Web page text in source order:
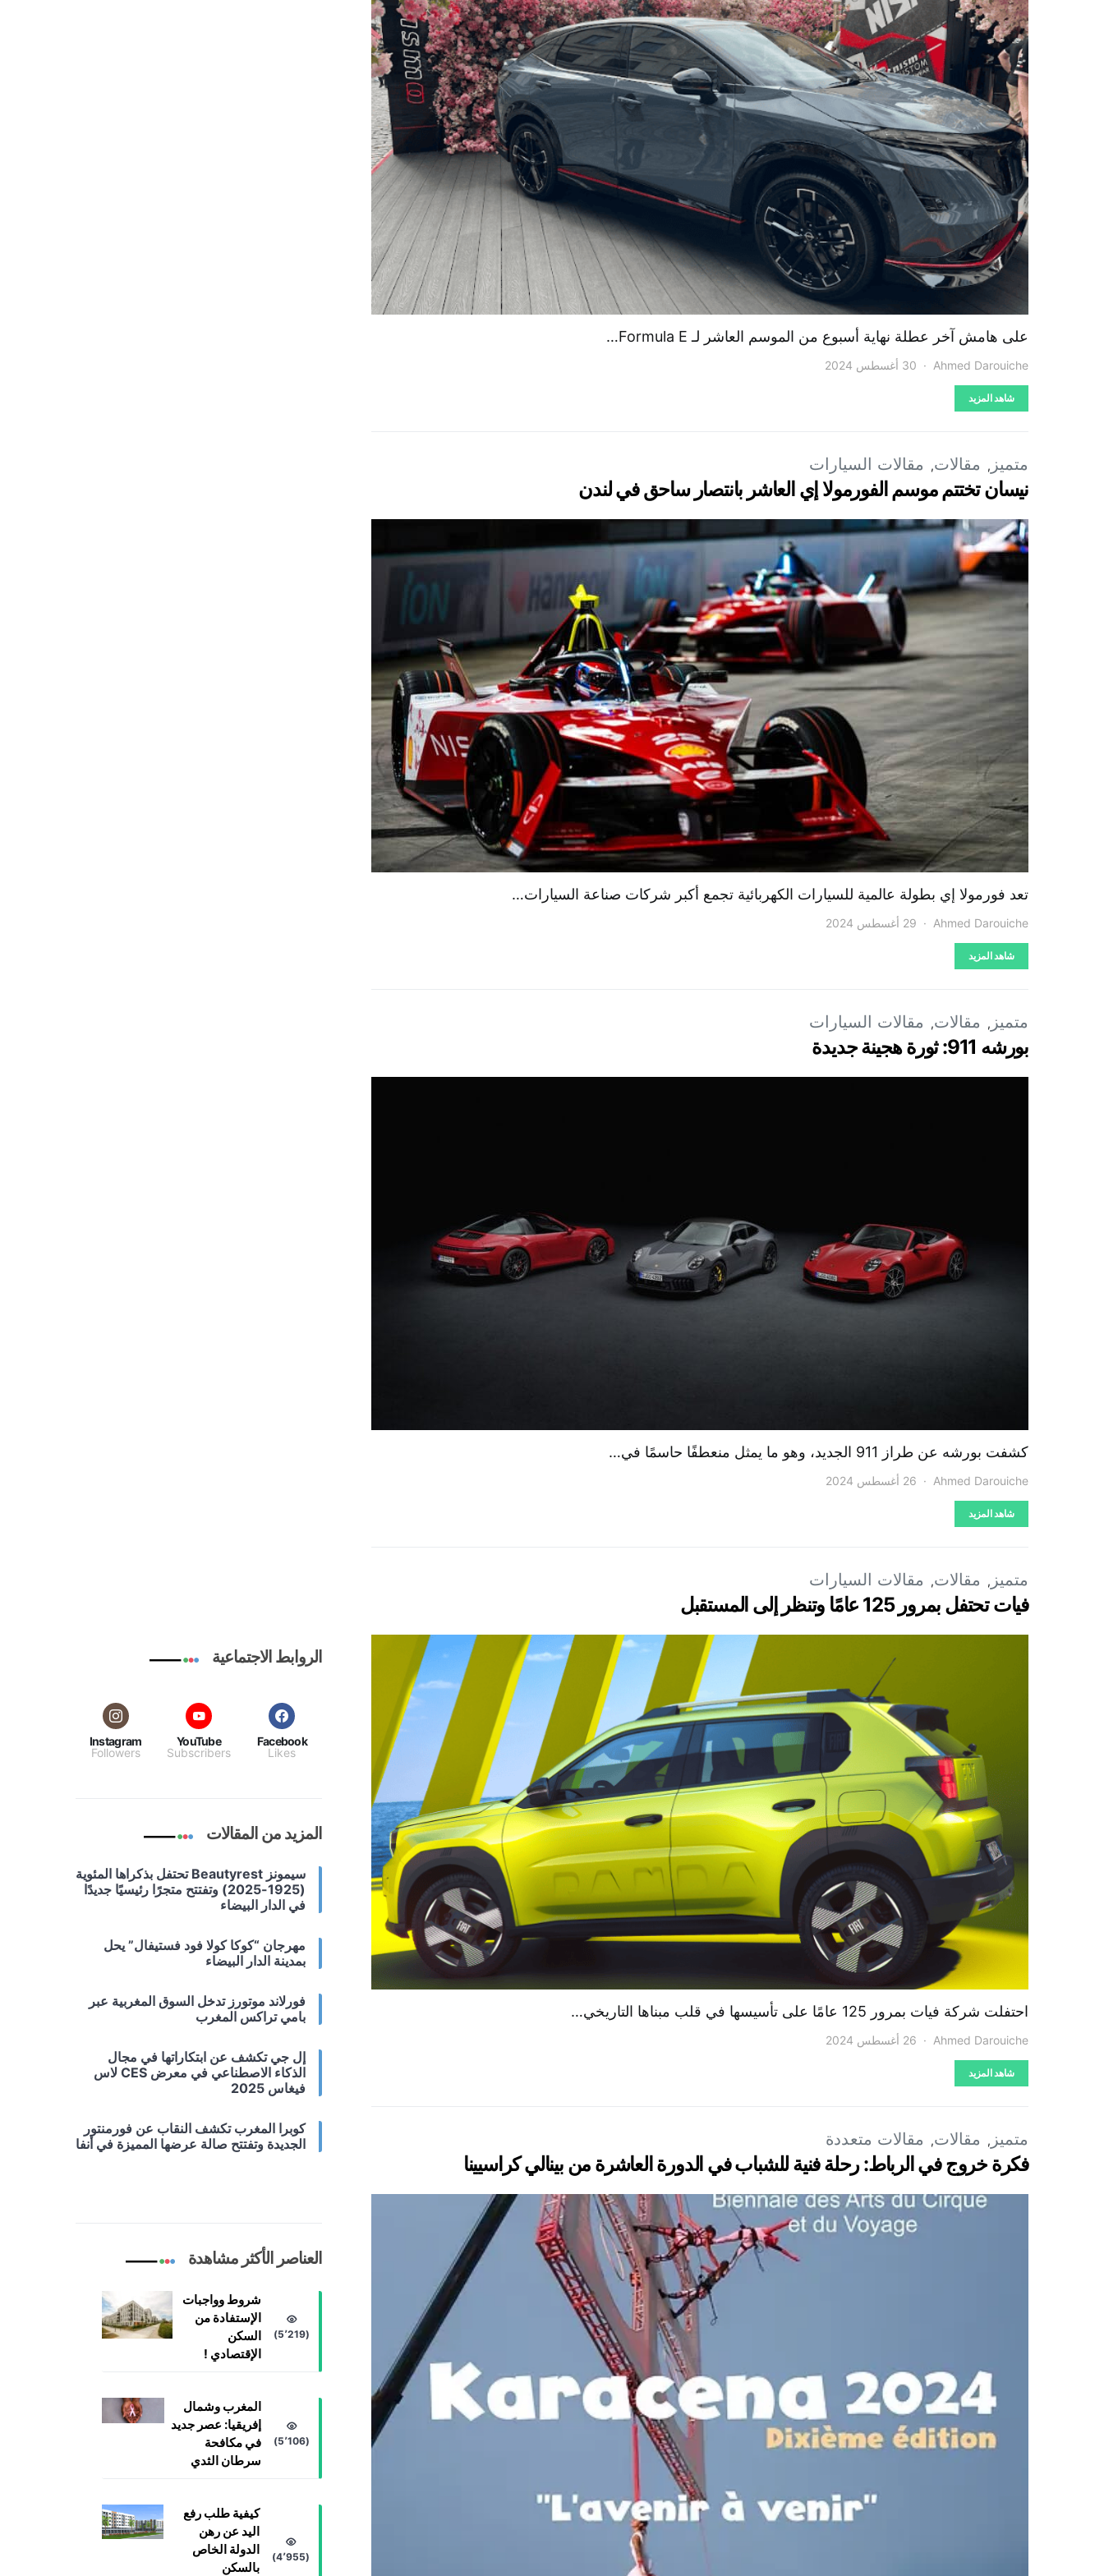
على هامش آخر عطلة نهاية أسبوع من الموسم العاشر لـ Formula E…
Ahmed Darouiche 30 أغسطس 2024
شاهد المزيد
متميز مقالات مقالات السيارات
نيسان تختتم موسم الفورمولا إي العاشر بانتصار ساحق في لندن
تعد فورمولا إي بطولة عالمية للسيارات الكهربائية تجمع أكبر شركات صناعة السيارات…
Ahmed Darouiche 29 أغسطس 2024
شاهد المزيد
متميز مقالات مقالات السيارات
بورشه 911: ثورة هجينة جديدة
كشفت بورشه عن طراز 911 الجديد، وهو ما يمثل منعطفًا حاسمًا في…
Ahmed Darouiche 26 أغسطس 2024
شاهد المزيد
متميز مقالات مقالات السيارات
فيات تحتفل بمرور 125 عامًا وتنظر إلى المستقبل
احتفلت شركة فيات بمرور 125 عامًا على تأسيسها في قلب مبناها التاريخي…
Ahmed Darouiche 26 أغسطس 2024
شاهد المزيد
متميز مقالات مقالات متعددة
فكرة خروج في الرباط: رحلة فنية للشباب في الدورة العاشرة من بينالي كراسيينا
الروابط الاجتماعية
Facebook
Likes
YouTube
Subscribers
Instagram
Followers
المزيد من المقالات
سيمونز Beautyrest تحتفل بذكراها المئوية
(1925-2025) وتفتتح متجرًا رئيسيًا جديدًا
في الدار البيضاء
مهرجان “كوكا كولا فود فستيفال” يحل
بمدينة الدار البيضاء
فورلاند موتورز تدخل السوق المغربية عبر
بامي تراكس المغرب
إل جي تكشف عن ابتكاراتها في مجال
الذكاء الاصطناعي في معرض CES لاس
فيغاس 2025
كوبرا المغرب تكشف النقاب عن فورمنتور
الجديدة وتفتتح صالة عرضها المميزة في أنفا
العناصر الأكثر مشاهدة
شروط وواجبات
الإستفادة من
السكن
الإقتصادي !
(5٬219)
المغرب وشمال
إفريقيا: عصر جديد
في مكافحة
سرطان الثدي
(5٬106)
كيفية طلب رفع
اليد عن رهن
الدولة الخاص
بالسكن
(4٬955)